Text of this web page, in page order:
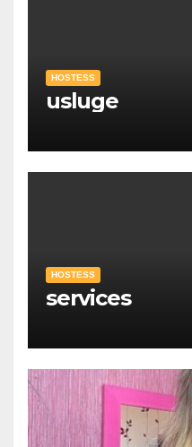
HOSTESS
usluge
HOSTESS
services